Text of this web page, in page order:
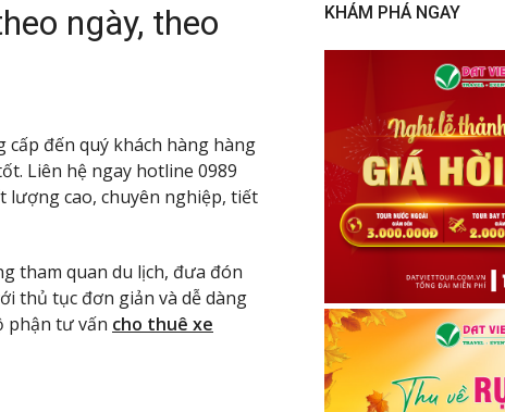
ngày, theo
đến quý khách hàng hàng
Liên hệ ngay hotline 0989
lượng cao, chuyên nghiệp, tiết
tham quan du lịch, đưa đón
thủ tục đơn giản và dễ dàng
phận tư vấn cho thuê xe
KHÁM PHÁ NGAY